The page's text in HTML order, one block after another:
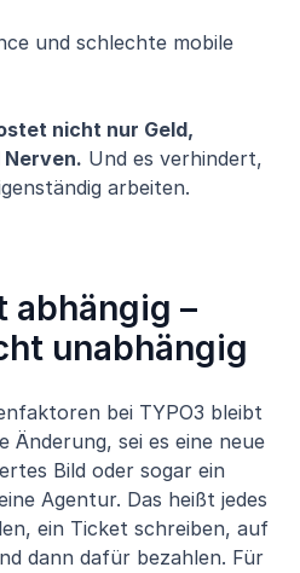
und schlechte mobile
nicht nur Geld,
Und es verhindert,
arbeiten.
abhängig –
unabhängig
bei TYPO3 bleibt
Änderung, sei es eine neue
Bild oder sogar ein
Agentur. Das heißt jedes
ein Ticket schreiben, auf
dann dafür bezahlen. Für